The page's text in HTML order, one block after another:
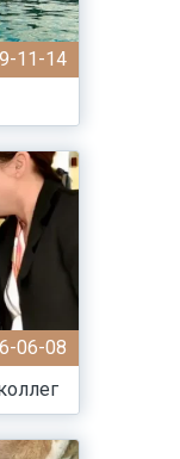
11-14
06-08